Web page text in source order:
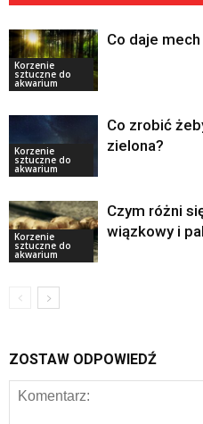
Korzenie
sztuczne do
akwarium
Co daje
Korzenie
sztuczne do
akwarium
Co zrobić
zielona?
Korzenie
sztuczne do
akwarium
Czym różni
wiązkowy i
ZOSTAW ODPOWIEDŹ